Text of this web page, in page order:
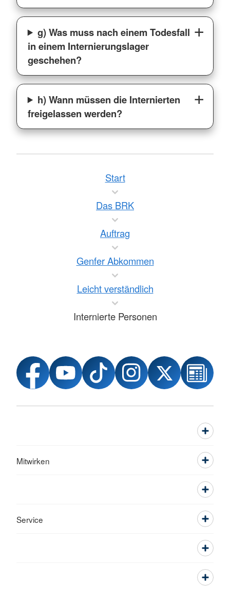
g) Was muss nach einem Todesfall
in einem Internierungslager
geschehen?
h) Wann müssen die Internierten
freigelassen werden?
Start
Das BRK
Auftrag
Genfer Abkommen
Leicht verständlich
Internierte Personen
Mitwirken
Service